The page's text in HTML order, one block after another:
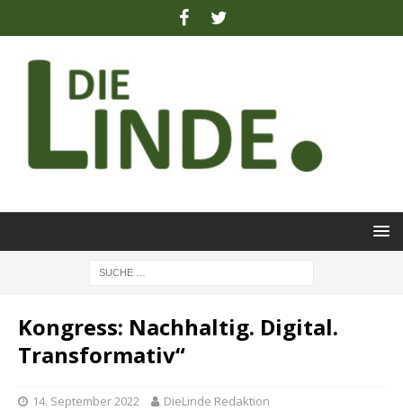
Kongress: Nachhaltig. Digital.
Transformativ“
14. September 2022 DieLinde Redaktion